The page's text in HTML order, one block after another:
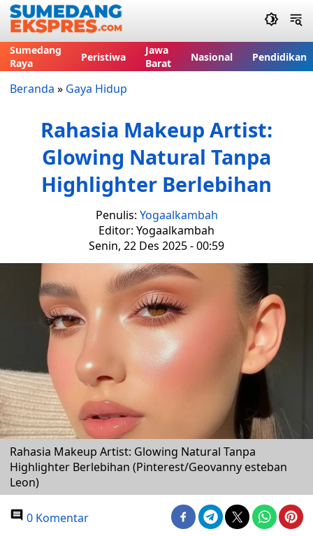
Sumedang
Raya
Peristiwa
Jawa
Barat
Nasional Pendidikan
Beranda » Gaya Hidup
Rahasia Makeup Artist:
Glowing Natural Tanpa
Highlighter Berlebihan
Penulis: Yogaalkambah
Editor: Yogaalkambah
Senin, 22 Des 2025 - 00:59
Rahasia Makeup Artist: Glowing Natural Tanpa
Highlighter Berlebihan (Pinterest/Geovanny esteban
Leon)
0 Komentar